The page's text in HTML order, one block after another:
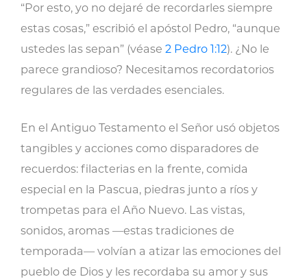
“Por esto, yo no dejaré de recordarles siempre
estas cosas,” escribió el apóstol Pedro, “aunque
ustedes las sepan” (véase 2 Pedro 1:12). ¿No le
parece grandioso? Necesitamos recordatorios
regulares de las verdades esenciales.
En el Antiguo Testamento el Señor usó objetos
tangibles y acciones como disparadores de
recuerdos: filacterias en la frente, comida
especial en la Pascua, piedras junto a ríos y
trompetas para el Año Nuevo. Las vistas,
sonidos, aromas —estas tradiciones de
temporada— volvían a atizar las emociones del
pueblo de Dios y les recordaba su amor y sus